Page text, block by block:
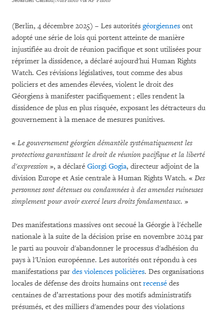
(Berlin, 4 décembre 2025) – Les autorités géorgiennes ont
adopté une série de lois qui portent atteinte de manière
injustifiée au droit de réunion pacifique et sont utilisées pour
réprimer la dissidence, a déclaré aujourd'hui Human Rights
Watch. Ces révisions législatives, tout comme des abus
policiers et des amendes élevées, violent le droit des
Géorgiens à manifester pacifiquement ; elles rendent la
dissidence de plus en plus risquée, exposant les détracteurs du
gouvernement à la menace de mesures punitives.
« Le gouvernement géorgien démantèle systématiquement les
protections garantissant le droit de réunion pacifique et la liberté
d'expression », a déclaré Giorgi Gogia, directeur adjoint de la
division Europe et Asie centrale à Human Rights Watch. « Des
personnes sont détenues ou condamnées à des amendes ruineuses
simplement pour avoir exercé leurs droits fondamentaux. »
Des manifestations massives ont secoué la Géorgie à l'échelle
nationale à la suite de la décision prise en novembre 2024 par
le parti au pouvoir d'abandonner le processus d'adhésion du
pays à l'Union européenne. Les autorités ont répondu à ces
manifestations par des violences policières. Des organisations
locales de défense des droits humains ont recensé des
centaines de d’arrestations pour des motifs administratifs
présumés, et des milliers d'amendes pour des violations